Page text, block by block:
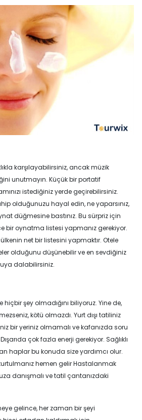
karşılayabilirsiniz, ancak müzik
unutmayın. Küçük bir portatif
istediğiniz yerde geçirebilirsiniz.
olduğunuzu hayal edin, ne yaparsınız,
düğmesine bastınız. Bu sürpriz için
bir oynatma listesi yapmanız gerekiyor.
net bir listesini yapmaktır. Otele
olduğunu düşünebilir ve en sevdiğiniz
dalabilirsiniz.
şey olmadığını biliyoruz. Yine de,
kötü olmazdı. Yurt dışı tatiliniz
bir yeriniz olmamalı ve kafanızda soru
çok fazla enerji gerekiyor. Sağlıklı
haplar bu konuda size yardımcı olur.
hemen gelir Hastalanmak
danışmalı ve tatil çantanızdaki
gelince, her zaman bir şeyi